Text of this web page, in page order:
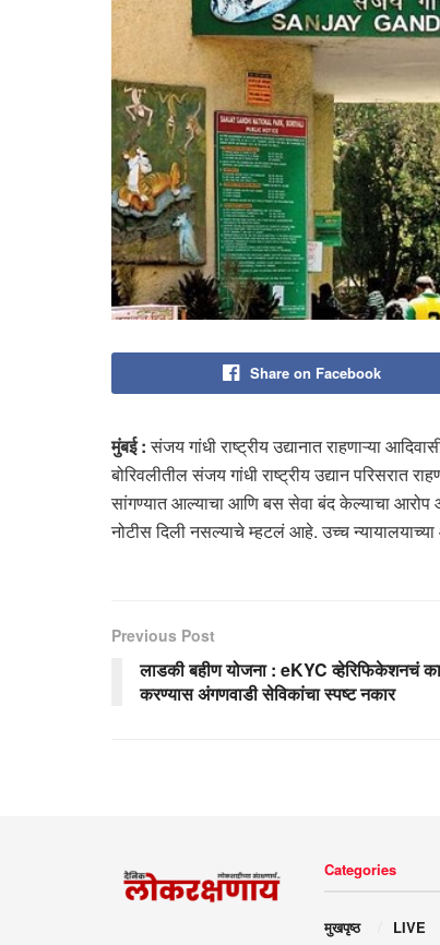
Share on Facebook
मुंबई :संजय गांधी राष्ट्रीय उद्यानात राहणाऱ्या
बोरिवलीतील संजय गांधी राष्ट्रीय उद्यान परिसरात
सांगण्यात आल्याचा आणि बस सेवा बंद केल्याचा आरोप
नोटीस दिली नसल्याचे म्हटलं आहे. उच्च
Previous Post
लाडकी बहीण योजना : eKYC व्हेरिफिकेशनचं
करण्यास अंगणवाडी सेविकांचा स्पष्ट नकार
Categories
मुखपृष्ठ LIVE